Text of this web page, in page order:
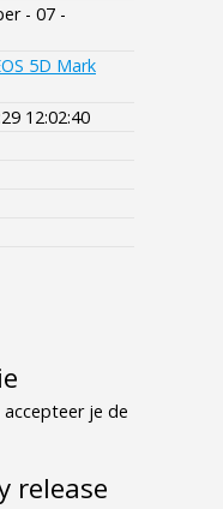
- 07 -
5D Mark
12:02:40
je de
release